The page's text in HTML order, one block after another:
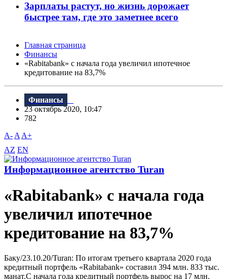
Зарплаты растут, но жизнь дорожает
быстрее там, где это заметнее всего
Главная страница
Финансы
«Rabitabank» с начала года увеличил ипотечное
кредитование на 83,7%
Финансы
23 октябрь 2020, 10:47
782
A- A A+
AZ EN
Информационное агентство Turan
«Rabitabank» с начала года
увеличил ипотечное
кредитование на 83,7%
Баку/23.10.20/Turan: По итогам третьего квартала 2020 года
кредитный портфель «Rabitabank» составил 394 млн. 833 тыс.
манат.С начала года кредитный портфель вырос на 17 млн.